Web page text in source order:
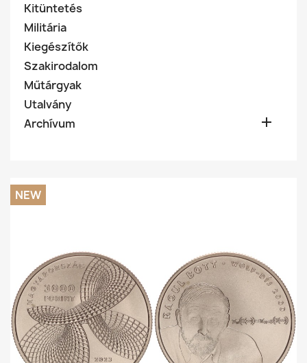
Kitüntetés
Militária
Kiegészítők
Szakirodalom
Műtárgyak
Utalvány
Archívum

NEW